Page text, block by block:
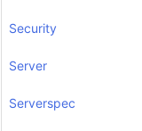
Security
Server
Serverspec